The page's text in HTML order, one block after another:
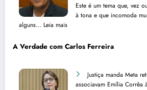
e
i
t
Este é um tema que, vez
à tona e que incomoda
alguns… Leia mais:
r
c
A Verdade com Carlos Ferreira
Justiça manda Meta
associavam Emília